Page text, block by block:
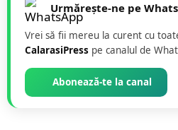
Urmărește-ne pe
Vrei să fii mereu la curent cu
CalarasiPress pe canalul de
Abonează-te la canal